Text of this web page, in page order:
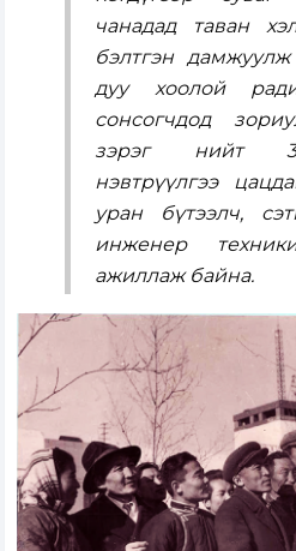
чанадад таван
бэлтгэн
дуу хоолой
сонсогчдод
зэрэг нийт 3
нэвтрүүлгээ
уран бүтээлч,
инженер
ажиллаж байна.